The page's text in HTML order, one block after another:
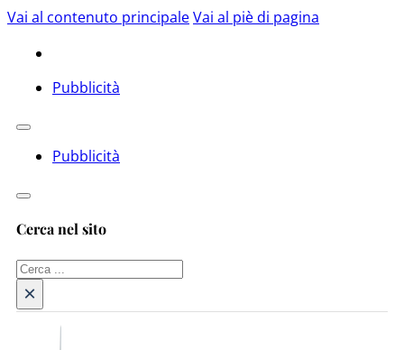
Vai al contenuto principaleVai al piè di pagina
Pubblicità
Pubblicità
Cerca nel sito
Cerca
×